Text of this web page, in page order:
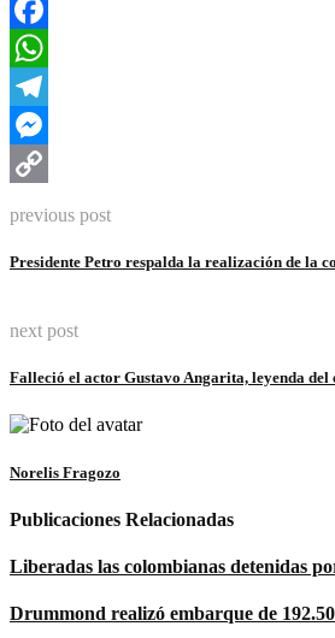
Facebook
WhatsApp
Telegram
Messenger
previous post
Presidente Petro respalda la realización de la
next post
Falleció el actor Gustavo Angarita, leyenda
Norelis Fragozo
Publicaciones Relacionadas
Liberadas las colombianas detenidas
Drummond realizó embarque de